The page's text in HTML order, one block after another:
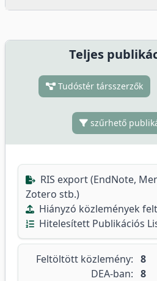
Teljes
Tudóstér társszerzők
szűrhető
RIS export (EndNote,
Zotero stb.)
Hiányzó közlemények
Hitelesített Publikációs
Feltöltött közlemény: 8
DEA-ban: 8